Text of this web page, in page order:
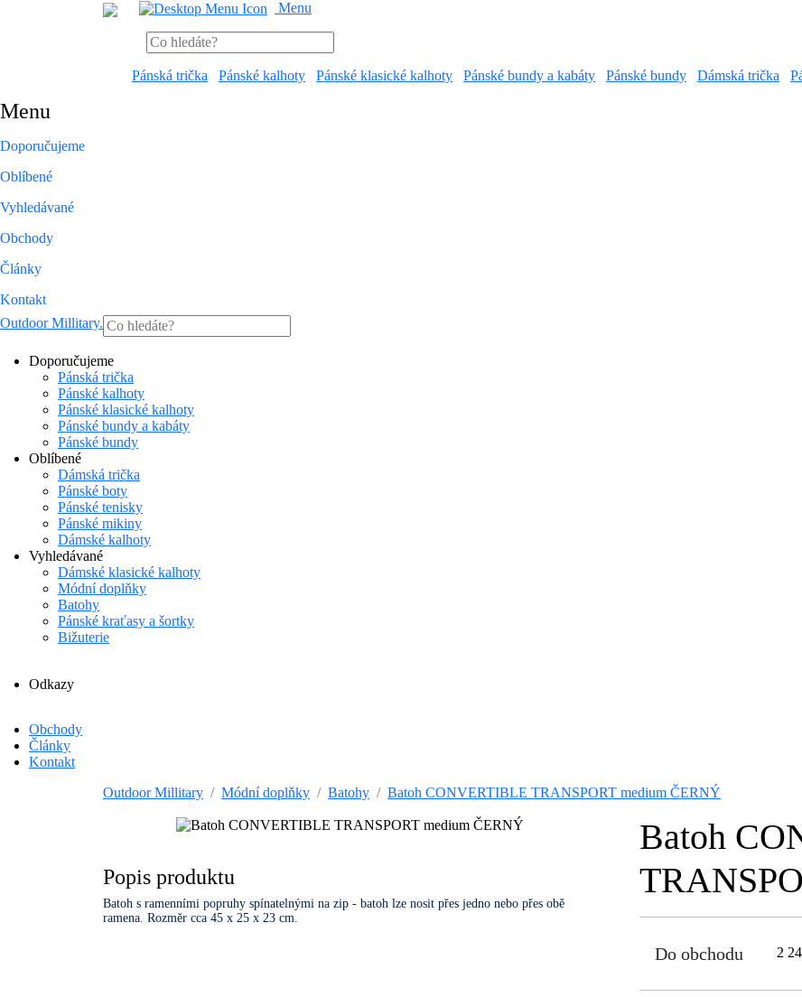
Menu
Pánská trička Pánské kalhoty Pánské klasické kalhoty Pánské bundy a kabáty Pánské bundy Dámská trička
Menu
Doporučujeme
Oblíbené
Vyhledávané
Obchody
Články
Kontakt
Outdoor Millitary.
Doporučujeme
Pánská trička
Pánské kalhoty
Pánské klasické kalhoty
Pánské bundy a kabáty
Pánské bundy
Oblíbené
Dámská trička
Pánské boty
Pánské tenisky
Pánské mikiny
Dámské kalhoty
Vyhledávané
Dámské klasické kalhoty
Módní doplňky
Batohy
Pánské kraťasy a šortky
Bižuterie
Odkazy
Obchody
Články
Kontakt
Outdoor Millitary
Módní doplňky Batohy Batoh CONVERTIBLE TRANSPORT medium ČERNÝ
Popis produktu
Batoh s ramenními popruhy spínatelnými na zip - batoh lze nosit přes jedno nebo přes obě
ramena. Rozměr cca 45 x 25 x 23 cm.
Batoh
Do obchodu 2